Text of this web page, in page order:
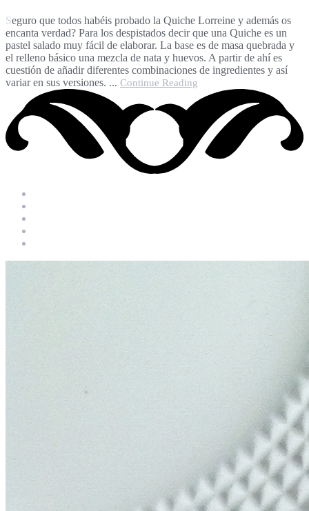
Seguro que todos habéis probado la Quiche Lorreine y además os
encanta verdad? Para los despistados decir que una Quiche es un
pastel salado muy fácil de elaborar. La base es de masa quebrada y
el relleno básico una mezcla de nata y huevos. A partir de ahí es
cuestión de añadir diferentes combinaciones de ingredientes y así
variar en sus versiones. ... Continue Reading